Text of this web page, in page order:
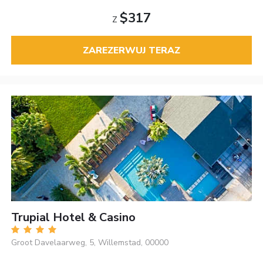
Z $317
ZAREZERWUJ TERAZ
Trupial Hotel & Casino
Groot Davelaarweg, 5, Willemstad, 00000